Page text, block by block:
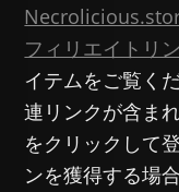
フィリエイトリ
イテムをご覧く
連リンクが含ま
をクリックして
ンを獲得する場